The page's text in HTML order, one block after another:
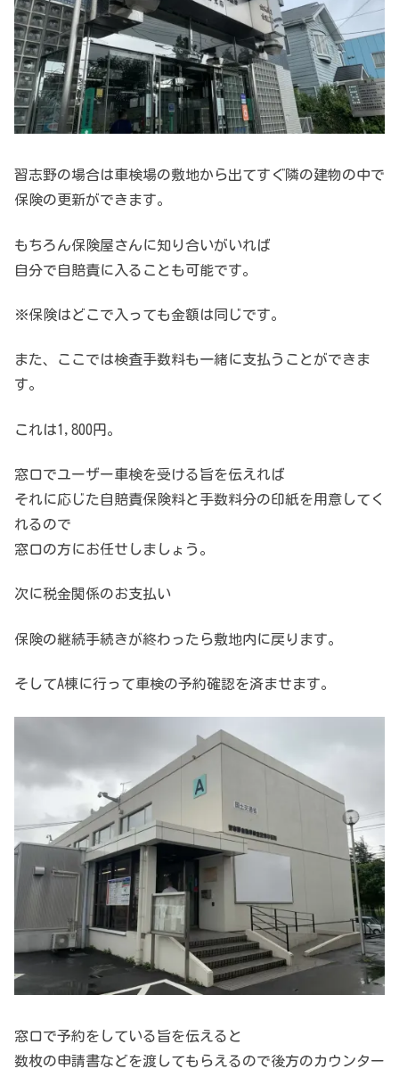
習志野の場合は車検場の敷地から出てすぐ隣の建物の中で
保険の更新ができます。
もちろん保険屋さんに知り合いがいれば
自分で自賠責に入ることも可能です。
※保険はどこで入っても金額は同じです。
また、ここでは検査手数料も一緒に支払うことができま
す。
これは1,800円。
窓口でユーザー車検を受ける旨を伝えれば
それに応じた自賠責保険料と手数料分の印紙を用意してく
れるので
窓口の方にお任せしましょう。
次に税金関係のお支払い
保険の継続手続きが終わったら敷地内に戻ります。
そしてA棟に行って車検の予約確認を済ませます。
窓口で予約をしている旨を伝えると
数枚の申請書などを渡してもらえるので後方のカウンター